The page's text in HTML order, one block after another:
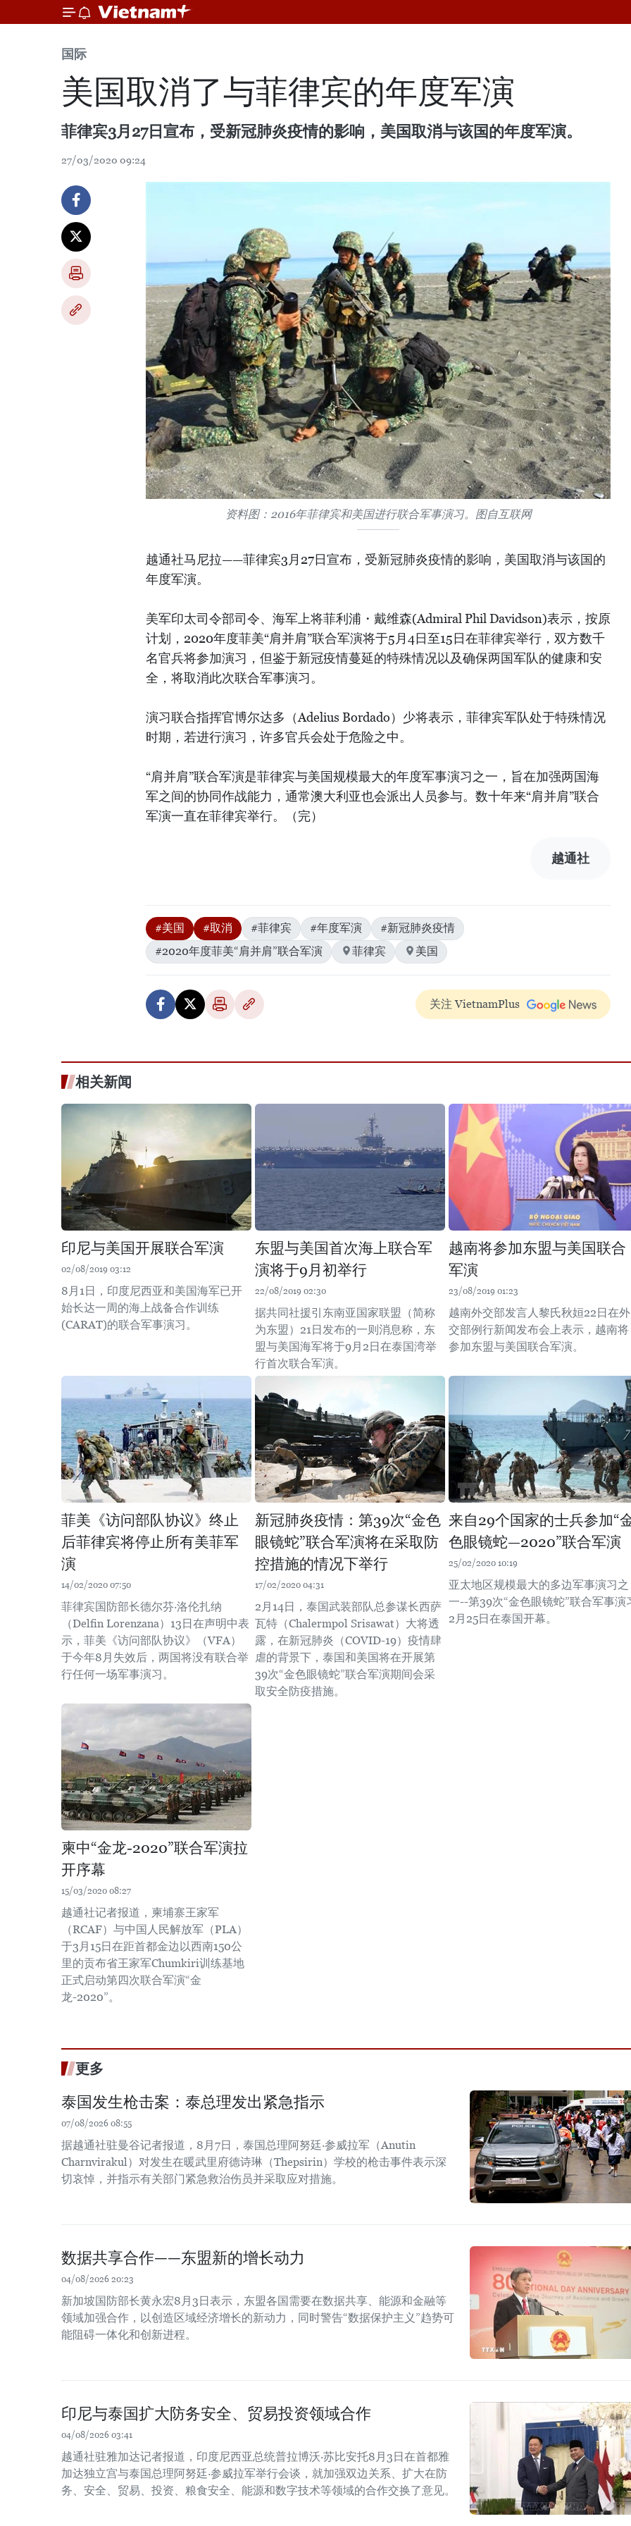
国际
美国取消了与菲律宾的年度军演
菲律宾3月27日宣布，受新冠肺炎疫情的影响，美国取消与该国的年度军演。
27/03/2020 09:24
资料图：2016年菲律宾和美国进行联合军事演习。图自互联网
越通社马尼拉——菲律宾3月27日宣布，受新冠肺炎疫情的影响，美国取消与该国的
年度军演。
美军印太司令部司令、海军上将菲利浦・戴维森(Admiral Phil Davidson)表示，按原
计划，2020年度菲美“肩并肩”联合军演将于5月4日至15日在菲律宾举行，双方数千
名官兵将参加演习，但鉴于新冠疫情蔓延的特殊情况以及确保两国军队的健康和安
全，将取消此次联合军事演习。
演习联合指挥官博尔达多（Adelius Bordado）少将表示，菲律宾军队处于特殊情况
时期，若进行演习，许多官兵会处于危险之中。
“肩并肩”联合军演是菲律宾与美国规模最大的年度军事演习之一，旨在加强两国海
军之间的协同作战能力，通常澳大利亚也会派出人员参与。数十年来“肩并肩”联合
军演一直在菲律宾举行。（完）
越通社
#美国 #取消 #菲律宾 #年度军演
#新冠肺炎疫情
#2020年度菲美“肩并肩”联合军演
菲律宾 美国
关注 VietnamPlus
相关新闻
印尼与美国开展联合军演
02/08/2019 03:12
8月1日，印度尼西亚和美国海军已开
始长达一周的海上战备合作训练
(CARAT)的联合军事演习。
东盟与美国首次海上联合军
演将于9月初举行
22/08/2019 02:30
据共同社援引东南亚国家联盟（简称
为东盟）21日发布的一则消息称，东
盟与美国海军将于9月2日在泰国湾举
行首次联合军演。
越南将参加东盟与美国联合
军演
23/08/2019 01:23
越南外交部发言人黎氏秋姮22日在外
交部例行新闻发布会上表示，越南将
参加东盟与美国联合军演。
菲美《访问部队协议》终止
后菲律宾将停止所有美菲军
演
14/02/2020 07:50
菲律宾国防部长德尔芬·洛伦扎纳
（Delfin Lorenzana）13日在声明中表
示，菲美《访问部队协议》（VFA）
于今年8月失效后，两国将没有联合举
行任何一场军事演习。
新冠肺炎疫情：第39次“金色
眼镜蛇”联合军演将在采取防
控措施的情况下举行
17/02/2020 04:31
2月14日，泰国武装部队总参谋长西萨
瓦特（Chalermpol Srisawat）大将透
露，在新冠肺炎（COVID-19）疫情肆
虐的背景下，泰国和美国将在开展第
39次“金色眼镜蛇”联合军演期间会采
取安全防疫措施。
来自29个国家的士兵参加“
色眼镜蛇—2020”联合军演
25/02/2020 10:19
亚太地区规模最大的多边军事演习之
一--第39次“金色眼镜蛇”联合军事演
2月25日在泰国开幕。
柬中“金龙-2020”联合军演拉
开序幕
15/03/2020 08:27
越通社记者报道，柬埔寨王家军
（RCAF）与中国人民解放军（PLA）
于3月15日在距首都金边以西南150公
里的贡布省王家军Chumkiri训练基地
正式启动第四次联合军演“金
龙-2020”。
更多
泰国发生枪击案：泰总理发出紧急指示
07/08/2026 08:55
据越通社驻曼谷记者报道，8月7日，泰国总理阿努廷·参威拉军（Anutin
Charnvirakul）对发生在暖武里府德诗琳（Thepsirin）学校的枪击事件表示深
切哀悼，并指示有关部门紧急救治伤员并采取应对措施。
数据共享合作——东盟新的增长动力
04/08/2026 20:23
新加坡国防部长黄永宏8月3日表示，东盟各国需要在数据共享、能源和金融等
领域加强合作，以创造区域经济增长的新动力，同时警告“数据保护主义”趋势可
能阻碍一体化和创新进程。
印尼与泰国扩大防务安全、贸易投资领域合作
04/08/2026 03:41
越通社驻雅加达记者报道，印度尼西亚总统普拉博沃·苏比安托8月3日在首都雅
加达独立宫与泰国总理阿努廷·参威拉军举行会谈，就加强双边关系、扩大在防
务、安全、贸易、投资、粮食安全、能源和数字技术等领域的合作交换了意见。